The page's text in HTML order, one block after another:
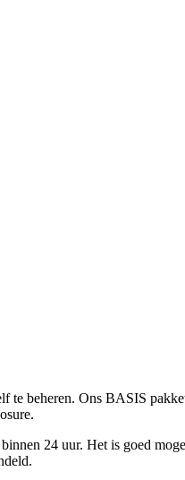
beheren. Ons BASIS
24 uur. Het is goed